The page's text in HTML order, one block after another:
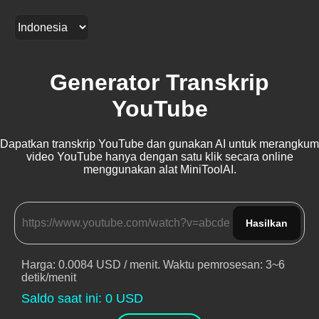
Generator Transkrip
YouTube
Dapatkan transkrip YouTube dan gunakan AI untuk merangkum
video YouTube hanya dengan satu klik secara online
menggunakan alat MiniToolAI.
Hasilkan
Harga: 0.0084 USD / menit. Waktu pemrosesan: 3~6
detik/menit
Saldo saat ini: 0 USD